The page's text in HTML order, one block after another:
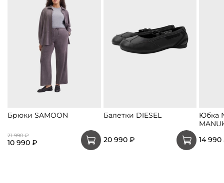
Брюки SAMOON
21 990 ₽
10 990 ₽
Балетки DIESEL
20 990 ₽
Юбка
14